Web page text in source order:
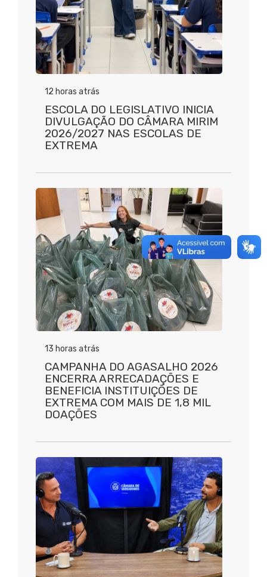
12 horas atrás
ESCOLA DO LEGISLATIVO INICIA
DIVULGAÇÃO DO CÂMARA MIRIM
2026/2027 NAS ESCOLAS DE
EXTREMA
13 horas atrás
CAMPANHA DO AGASALHO 2026
ENCERRA ARRECADAÇÕES E
BENEFICIA INSTITUIÇÕES DE
EXTREMA COM MAIS DE 1,8 MIL
DOAÇÕES